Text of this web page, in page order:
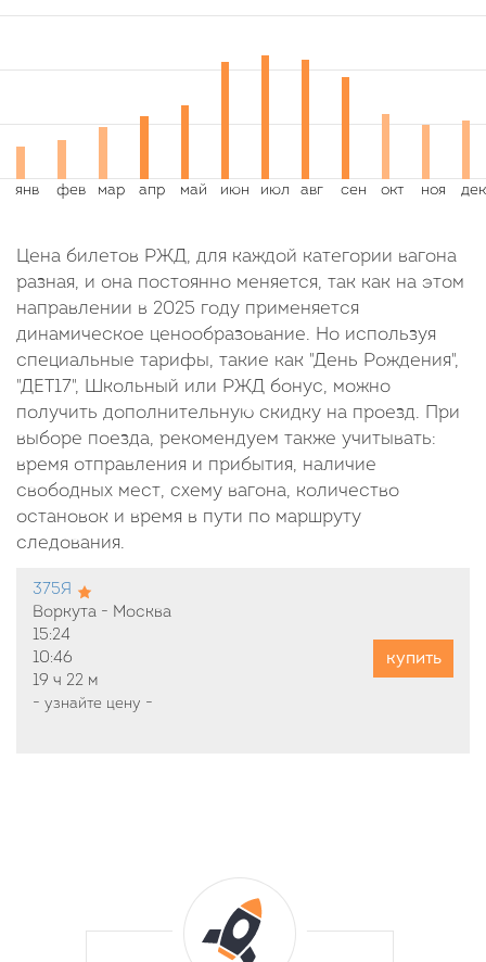
Цена билетов РЖД, для каждой категории вагона
разная, и она постоянно меняется, так как на этом
направлении в 2025 году применяется
динамическое ценообразование. Но используя
специальные тарифы, такие как "День Рождения",
"ДЕТ17", Школьный или РЖД бонус, можно
получить дополнительную скидку на проезд. При
выборе поезда, рекомендуем также учитывать:
время отправления и прибытия, наличие
свободных мест, схему вагона, количество
остановок и время в пути по маршруту
следования.
375Я
Воркута - Москва
15:24
10:46
19 ч 22 м
- узнайте цену -
купить